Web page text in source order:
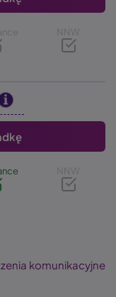
NNW
NNW
komunikacyjne